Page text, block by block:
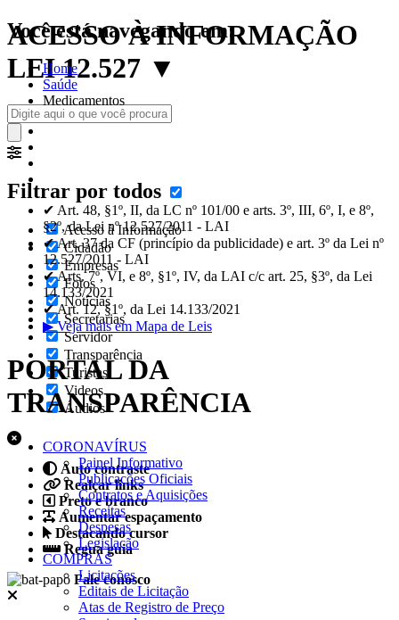
ACESSO À INFORMAÇÃO
LEI 12.527 ▼
Filtrar por todos
Acesso à Informação
Cidadão
Empresas
Fotos
Notícias
Secretarias
Servidor
Transparência
Turistas
Videos
Áudios
Auto contraste
Realçar links
Preto e branco
Aumentar espaçamento
Destacando cursor
Regua guia
Fale conosco
Você está navegando em:
Home
Saúde
Medicamentos
✔ Art. 48, §1º, II, da LC nº 101/00 e arts. 3º, III, 6º, I, e 8º,
§2º, da Lei nº 12.527/2011 - LAI
✔ Art. 37 da CF (princípio da publicidade) e art. 3º da Lei nº
12.527/2011 - LAI
✔ Arts. 7º, VI, e 8º, §1º, IV, da LAI c/c art. 25, §3º, da Lei
14.133/2021
✔ Art. 12, §1º, da Lei 14.133/2021
▶ Veja mais em Mapa de Leis
PORTAL DA
TRANSPARÊNCIA
CORONAVÍRUS
Painel Informativo
Publicações Oficiais
Contratos e Aquisições
Receitas
Despesas
Legislação
COMPRAS
Licitações
Editais de Licitação
Atas de Registro de Preço